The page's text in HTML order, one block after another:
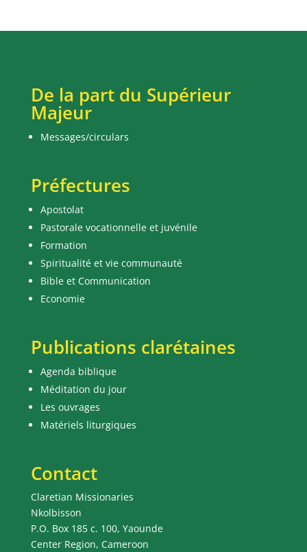
De la part du Supérieur
Majeur
Messages/circulars
Préfectures
Apostolat
Pastorale vocationnelle et juvénile
Formation
Spiritualité et vie communauté
Bible et Communication
Economie
Publications clarétaines
Agenda biblique
Méditation du jour
Les ouvrages
Matériels liturgiques
Contact
Claretian Missionaries
Nkolbisson
P.O. Box 185 c. 100, Yaounde
Center Region, Cameroon